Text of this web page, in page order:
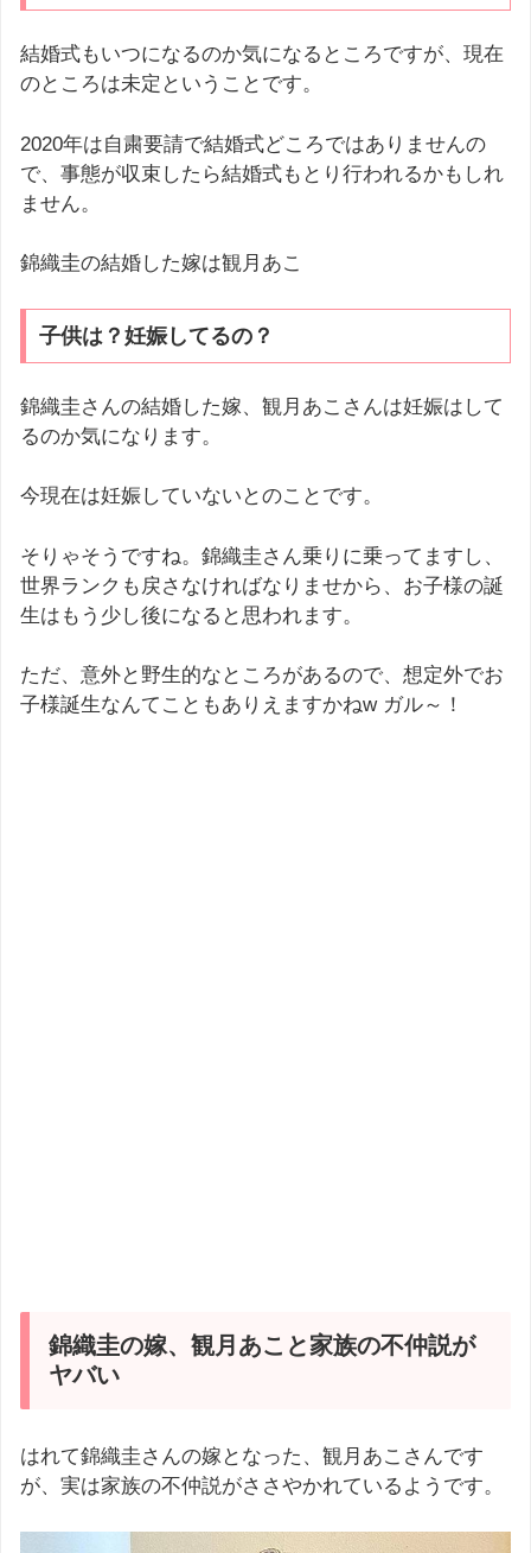
結婚式もいつになるのか気になるところですが、現在
のところは未定ということです。
2020年は自粛要請で結婚式どころではありませんの
で、事態が収束したら結婚式もとり行われるかもしれ
ません。
錦織圭の結婚した嫁は観月あこ
子供は？妊娠してるの？
錦織圭さんの結婚した嫁、観月あこさんは妊娠はして
るのか気になります。
今現在は妊娠していないとのことです。
そりゃそうですね。錦織圭さん乗りに乗ってますし、
世界ランクも戻さなければなりませから、お子様の誕
生はもう少し後になると思われます。
ただ、意外と野生的なところがあるので、想定外でお
子様誕生なんてこともありえますかねw ガル～！
錦織圭の嫁、観月あこと家族の不仲説が
ヤバい
はれて錦織圭さんの嫁となった、観月あこさんです
が、実は家族の不仲説がささやかれているようです。